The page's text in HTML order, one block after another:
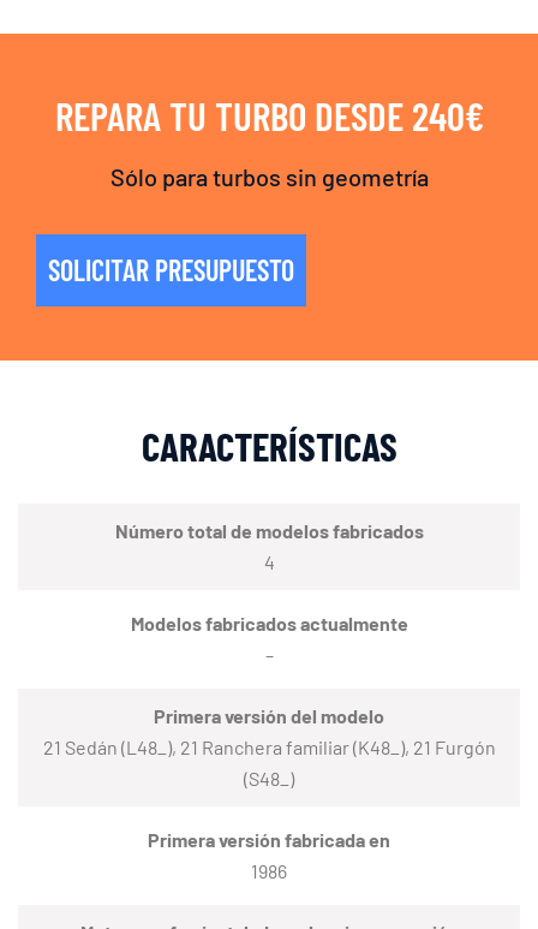
REPARA TU TURBO DESDE 240€
Sólo para turbos sin geometría
SOLICITAR PRESUPUESTO
CARACTERÍSTICAS
Número total de modelos fabricados
4
Modelos fabricados actualmente
–
Primera versión del modelo
21 Sedán (L48_), 21 Ranchera familiar (K48_), 21 Furgón
(S48_)
Primera versión fabricada en
1986